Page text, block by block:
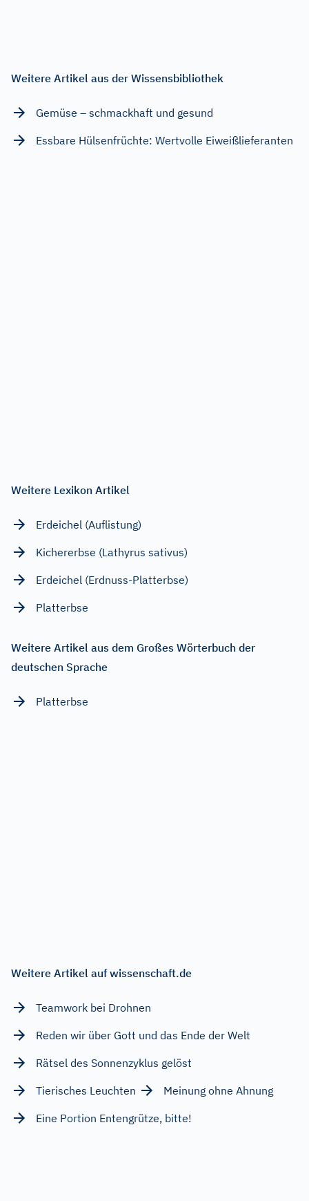
Weitere Artikel aus der Wissensbibliothek
Gemüse – schmackhaft und gesund
Essbare Hülsenfrüchte: Wertvolle Eiweißlieferanten
Weitere Lexikon Artikel
Erdeichel (Auflistung)
Kichererbse (Lathyrus sativus)
Erdeichel (Erdnuss-Platterbse)
Platterbse
Weitere Artikel aus dem Großes Wörterbuch der
deutschen Sprache
Platterbse
Weitere Artikel auf wissenschaft.de
Teamwork bei Drohnen
Reden wir über Gott und das Ende der Welt
Rätsel des Sonnenzyklus gelöst
Tierisches Leuchten
Meinung ohne Ahnung
Eine Portion Entengrütze, bitte!